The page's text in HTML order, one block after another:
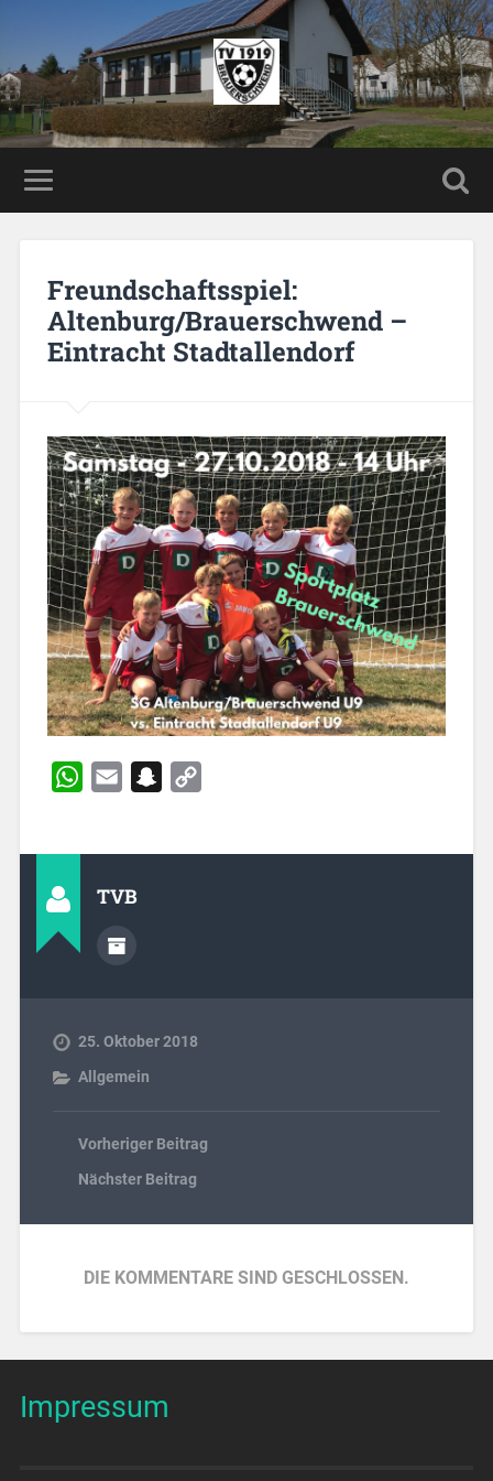
Freundschaftsspiel:
Altenburg/Brauerschwend –
Eintracht Stadtallendorf
WhatsApp
Email Snapchat
TVB
25. Oktober 2018
Allgemein
Vorheriger Beitrag
Nächster Beitrag
DIE KOMMENTARE SIND GESCHLOSSEN.
Impressum